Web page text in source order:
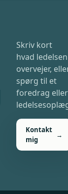
Skriv kort
hvad ledelsen
overvejer,
spørg til et
foredrag eller
Kontakt
mig
→